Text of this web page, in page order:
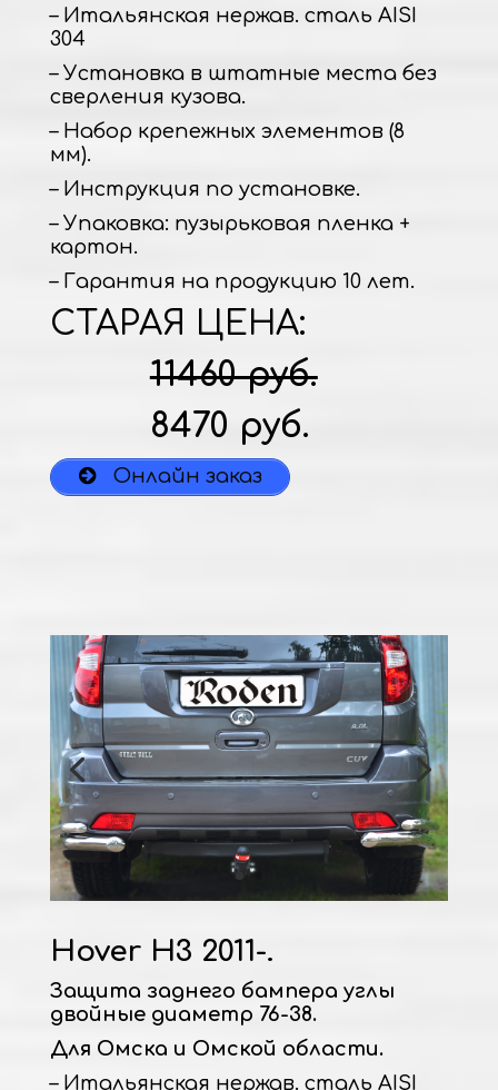
– Итальянская нержав. сталь AISI
304
– Установка в штатные места без
сверления кузова.
– Набор крепежных элементов (8
мм).
– Инструкция по установке.
– Упаковка: пузырьковая пленка +
картон.
– Гарантия на продукцию 10 лет.
СТАРАЯ ЦЕНА:
11460 руб.
8470 руб.
Онлайн заказ
Hover H3 2011-.
Защита заднего бампера углы
двойные диаметр 76-38.
Для Омска и Омской области.
– Итальянская нержав. сталь AISI